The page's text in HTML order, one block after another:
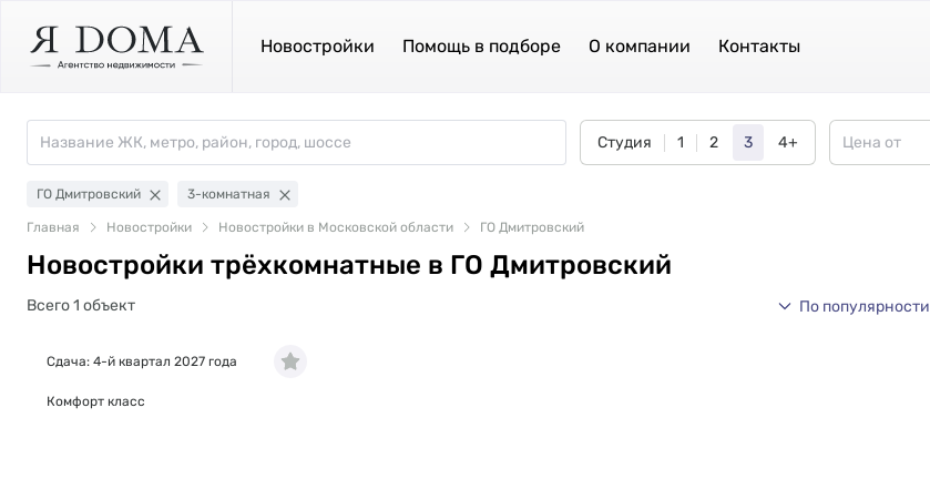
Новостройки Помощь в подборе О компании Контакты
Студия 1 2 3 4+
ГО Дмитровский 3-комнатная
Главная Новостройки Новостройки в Московской области ГО Дмитровский
Новостройки трёхкомнатные в ГО Дмитровский
Всего 1 объект По популярности
Сдача: 4-й квартал 2027 года
Комфорт класс